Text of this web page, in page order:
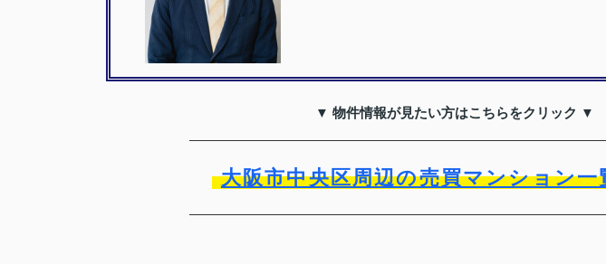
▼ 物件情報が見たい方はこちらをクリック ▼
大阪市中央区周辺の売買マンション一